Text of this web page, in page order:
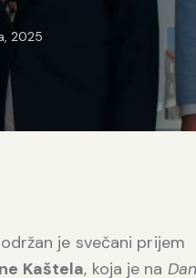
2025
je svečani prijem
Kaštela, koja je na